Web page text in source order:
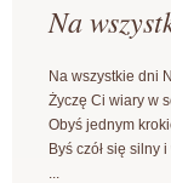
Na
Na wszystkie dni
Życzę Ci wiary w
Obyś jednym
Byś czół się silny
...